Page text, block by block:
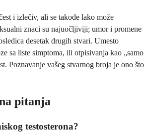
i izlečiv, ali se takođe lako može
znaci su najuočljiviji; umor i promene
desetak drugih stvari. Umesto
sa liste simptoma, ili otpisivanja kao „samo
Poznavanje vašeg stvarnog broja je ono što
pitanja
testosterona?